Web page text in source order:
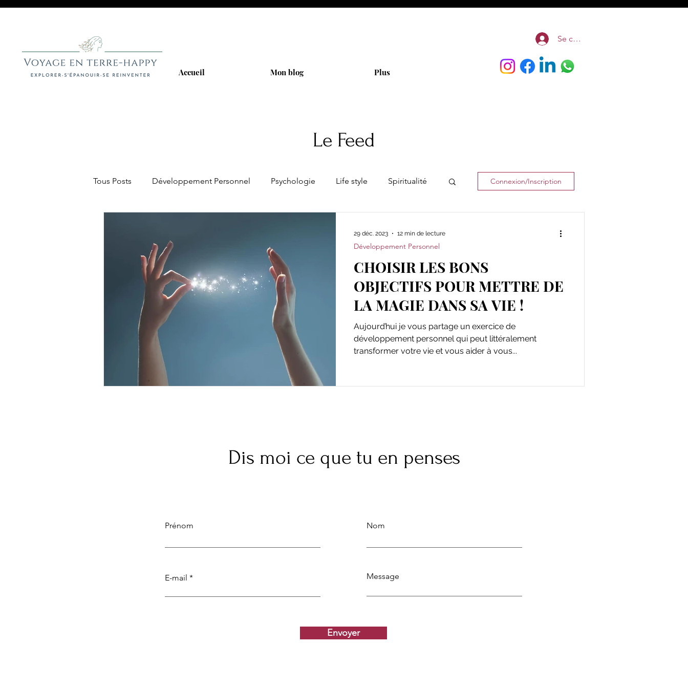
Accueil Mon blog Plus
Se connecter
Le Feed
Tous Posts Développement Personnel Psychologie Life style Spiritualité Connexion/Inscription
CHOISIR LES BONS
OBJECTIFS POUR METTRE DE
LA MAGIE DANS SA VIE !
Aujourd’hui je vous partage un exercice de
développement personnel qui peut littéralement
transformer votre vie et vous aider à vous...
Développement Personnel
29 déc. 2023 12 min de lecture
Dis moi ce que tu en penses
Prénom
E-mail
Nom
Message
Envoyer